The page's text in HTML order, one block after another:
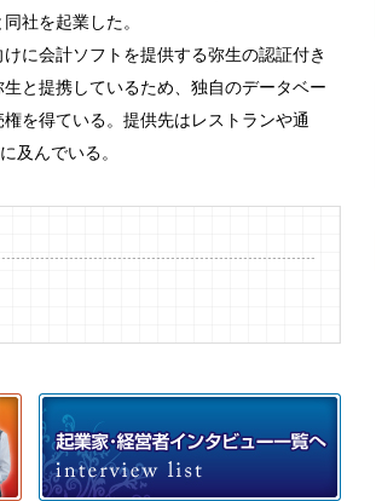
社を起業した。
に会計ソフトを提供する弥生の認証付き
と提携しているため、独自のデータベー
を得ている。提供先はレストランや通
及んでいる。